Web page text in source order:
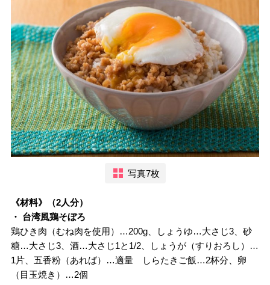
写真7枚
《材料》（2人分）
・ 台湾風鶏そぼろ
鶏ひき肉（むね肉を使用）…200g、しょうゆ…大さじ3、砂
糖…大さじ3、酒…大さじ1と1/2、しょうが（すりおろし）…
1片、五香粉（あれば）…適量 しらたきご飯…2杯分、卵
（目玉焼き）…2個